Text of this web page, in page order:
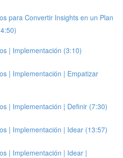
para Convertir Insights en un Plan
| Implementación (3:10)
| Implementación | Empatizar
| Implementación | Definir (7:30)
| Implementación | Idear (13:57)
| Implementación | Idear |